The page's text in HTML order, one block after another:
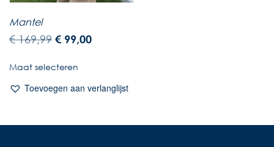
Mantel
€169,99 € 99,00
Maat selecteren
Toevoegen aan verlanglijst